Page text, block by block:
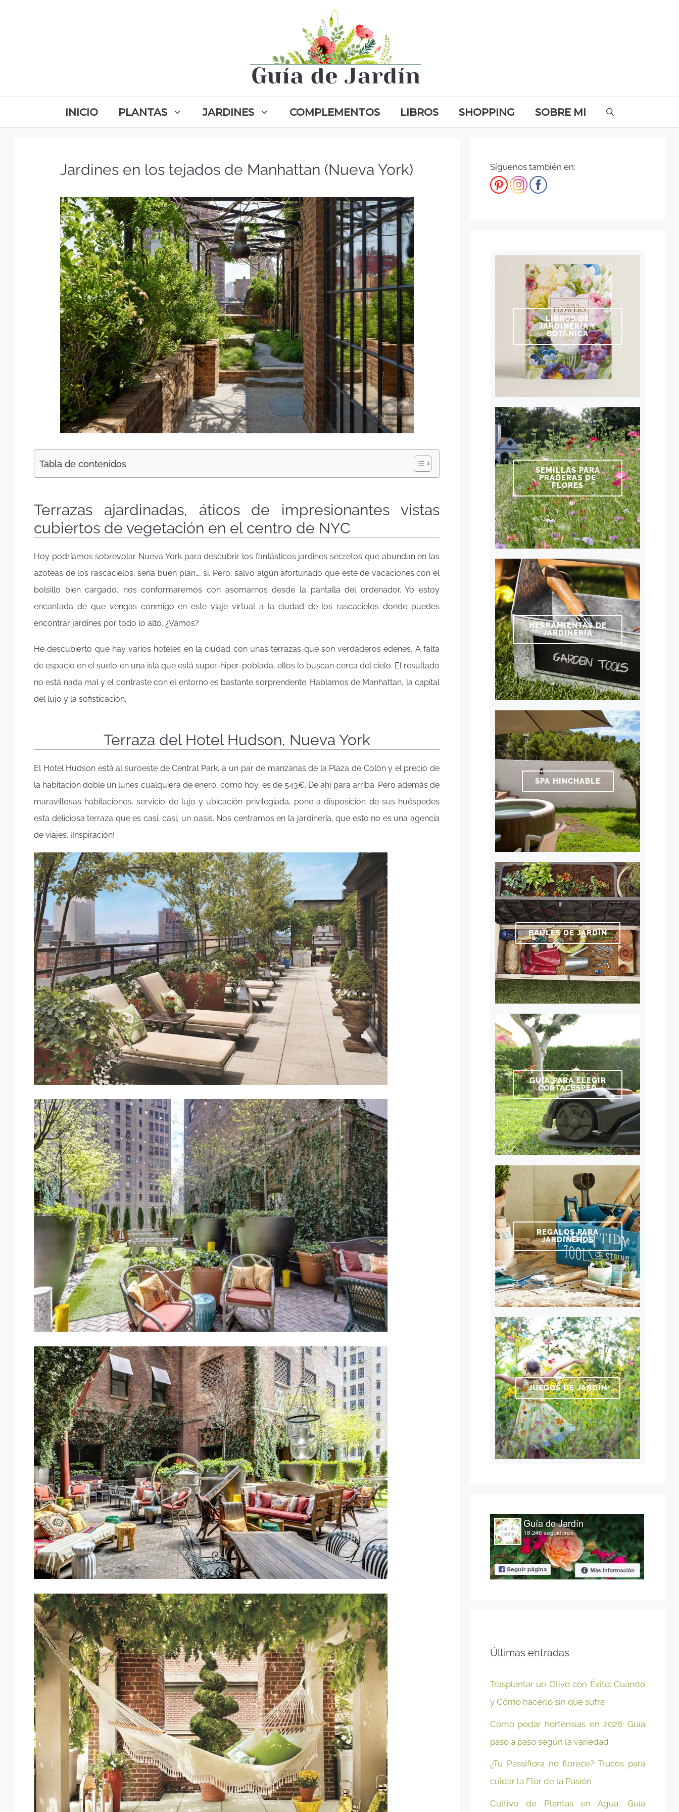
INICIO PLANTAS JARDINES COMPLEMENTOS LIBROS SHOPPING SOBRE MI
Jardines en los tejados de Manhattan (Nueva York)
Tabla de contenidos
Terrazas ajardinadas, áticos de impresionantes vistas
cubiertos de vegetación en el centro de NYC
Hoy podríamos sobrevolar Nueva York para descubrir los fantásticos jardines secretos que abundan en las
azoteas de los rascacielos, sería buen plan…, si. Pero, salvo algún afortunado que esté de vacaciones con el
bolsillo bien cargado, nos conformaremos con asomarnos desde la pantalla del ordenador. Yo estoy
encantada de que vengas conmigo en este viaje virtual a la ciudad de los rascacielos donde puedes
encontrar jardines por todo lo alto. ¿Vamos?
He descubierto que hay varios hoteles en la ciudad con unas terrazas que son verdaderos edenes. A falta
de espacio en el suelo en una isla que está super-hiper-poblada, ellos lo buscan cerca del cielo. El resultado
no está nada mal y el contraste con el entorno es bastante sorprendente. Hablamos de Manhattan, la capital
del lujo y la sofisticación.
Terraza del Hotel Hudson, Nueva York
El Hotel Hudson está al suroeste de Central Park, a un par de manzanas de la Plaza de Colón y el precio de
la habitación doble un lunes cualquiera de enero, como hoy, es de 543€. De ahí para arriba. Pero además de
maravillosas habitaciones, servicio de lujo y ubicación privilegiada, pone a disposición de sus huéspedes
esta deliciosa terraza que es casi, casi, un oasis. Nos centramos en la jardinería, que esto no es una agencia
de viajes. ¡Inspiración!
Síguenos también en:
LIBROS DE
JARDINERÍA Y
BOTÁNICA
SEMILLAS PARA
PRADERAS DE
FLORES
HERRAMIENTAS DE
JARDINERÍA
SPA HINCHABLE
BAÚLES DE JARDÍN
GUÍA PARA ELEGIR
CORTACÉSPED
REGALOS PARA
JARDINEROS
JUEGOS DE JARDÍN
Últimas entradas
Trasplantar un Olivo con Éxito: Cuándo
y Cómo hacerlo sin que sufra
Cómo podar hortensias en 2026: Guía
paso a paso según la variedad
¿Tu Passiflora no florece? Trucos para
cuidar la Flor de la Pasión
Cultivo de Plantas en Agua: Guía